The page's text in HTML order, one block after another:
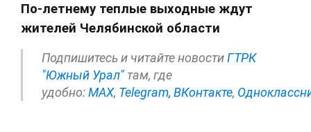
По-летнему теплые выходные ждут
жителей Челябинской области
Подпишитесь и читайте новостиГТРК
"Южный Урал" там, где
удобно:МАХ, Telegram, ВКонтакте,